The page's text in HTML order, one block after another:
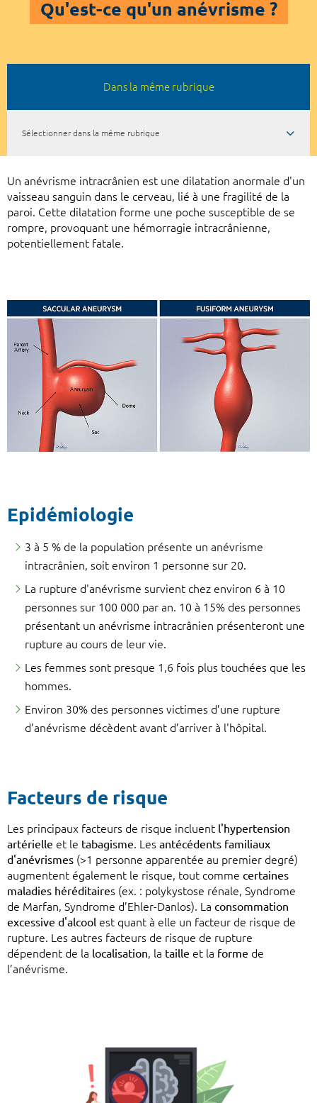
Qu'est-ce qu'un anévrisme ?
Dans la même rubrique
Sélectionner dans la même rubrique
Un anévrisme intracrânien est une dilatation anormale d'un
vaisseau sanguin dans le cerveau, lié à une fragilité de la
paroi. Cette dilatation forme une poche susceptible de se
rompre, provoquant une hémorragie intracrânienne,
potentiellement fatale.
Epidémiologie
3 à 5 % de la population présente un anévrisme
intracrânien, soit environ 1 personne sur 20.
La rupture d'anévrisme survient chez environ 6 à 10
personnes sur 100 000 par an. 10 à 15% des personnes
présentant un anévrisme intracrânien présenteront une
rupture au cours de leur vie.
Les femmes sont presque 1,6 fois plus touchées que les
hommes.
Environ 30% des personnes victimes d’une rupture
d’anévrisme décèdent avant d’arriver à l'hôpital.
Facteurs de risque
Les principaux facteurs de risque incluent l'hypertension
artérielle et le tabagisme. Les antécédents familiaux
d'anévrismes (>1 personne apparentée au premier degré)
augmentent également le risque, tout comme certaines
maladies héréditaires (ex. : polykystose rénale, Syndrome
de Marfan, Syndrome d’Ehler-Danlos). La consommation
excessive d'alcool est quant à elle un facteur de risque de
rupture. Les autres facteurs de risque de rupture
dépendent de la localisation, la taille et la forme de
l’anévrisme.